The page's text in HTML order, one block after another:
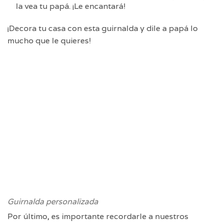
la vea tu papá. ¡Le encantará!
¡Decora tu casa con esta guirnalda y dile a papá lo
mucho que le quieres!
Guirnalda personalizada
Por último, es importante recordarle a nuestros